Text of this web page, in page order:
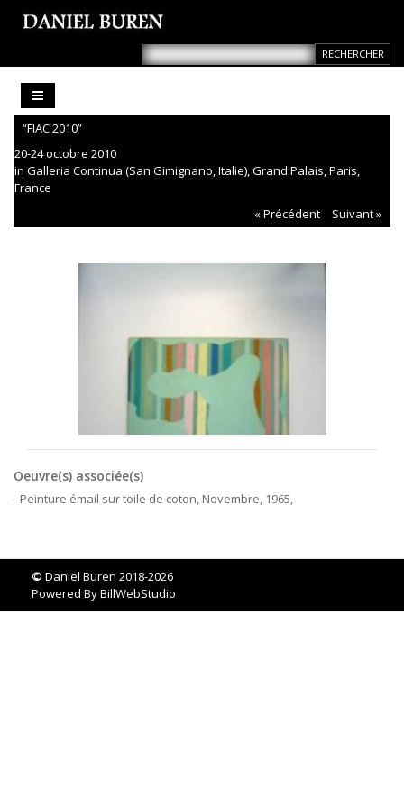
“FIAC 2010”
20-24 octobre 2010
in Galleria Continua (San Gimignano, Italie), Grand Palais, Paris,
France
« Précédent
Suivant »
Oeuvre(s) associée(s)
- Peinture émail sur toile de coton, Novembre, 1965,
© Daniel Buren 2018-2026
Powered ByBillWebStudio